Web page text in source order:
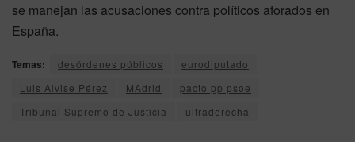
se manejan las acusaciones contra políticos aforados en
España.
Temas: desórdenes públicos
eurodiputado
Luis Alvise Pérez
MAdrid
pacto pp psoe
Tribunal Supremo de Justicia
ultraderecha